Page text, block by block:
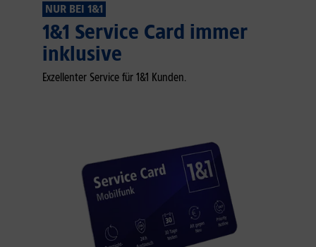
NUR BEI 1&1
1&1 Service Card immer
inklusive
Exzellenter Service für 1&1 Kunden.